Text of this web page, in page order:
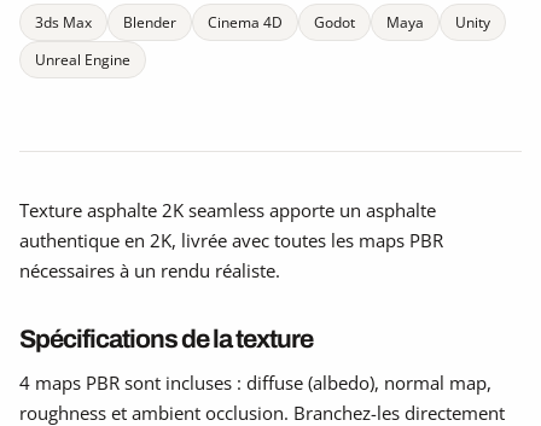
3ds Max Blender Cinema 4D Godot Maya
Unity
Unreal Engine
Texture asphalte 2K seamless apporte un asphalte
authentique en 2K, livrée avec toutes les maps PBR
nécessaires à un rendu réaliste.
Spécifications de la texture
4 maps PBR sont incluses : diffuse (albedo), normal map,
roughness et ambient occlusion. Branchez-les directement